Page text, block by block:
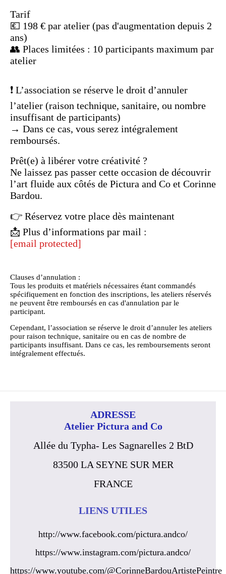
Tarif
💶 198 € par atelier (pas d'augmentation depuis 2
ans)
👥 Places limitées : 10 participants maximum par
atelier
❗ L’association se réserve le droit d’annuler
l’atelier (raison technique, sanitaire, ou nombre
insuffisant de participants)
→ Dans ce cas, vous serez intégralement
remboursés.
Prêt(e) à libérer votre créativité ?
Ne laissez pas passer cette occasion de découvrir
l’art fluide aux côtés de Pictura and Co et Corinne
Bardou.
👉 Réservez votre place dès maintenant
📩 Plus d’informations par mail :
[email protected]
Clauses d’annulation :
Tous les produits et matériels nécessaires étant commandés
spécifiquement en fonction des inscriptions, les ateliers réservés
ne peuvent être remboursés en cas d'annulation par le
participant.
Cependant, l’association se réserve le droit d’annuler les ateliers
pour raison technique, sanitaire ou en cas de nombre de
participants insuffisant. Dans ce cas, les remboursements seront
intégralement effectués.
ADRESSE
Atelier Pictura and Co
Allée du Typha- Les Sagnarelles 2 BtD
83500 LA SEYNE SUR MER
FRANCE
LIENS UTILES
http://www.facebook.com/pictura.andco/
https://www.instagram.com/pictura.andco/
https://www.youtube.com/@CorinneBardouArtistePeintre